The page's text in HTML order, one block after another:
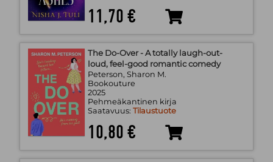
11,70 €
The Do-Over - A totally laugh-out-
loud, feel-good romantic comedy
Peterson, Sharon M.
Bookouture
2025
Pehmeäkantinen kirja
Saatavuus: Tilaustuote
10,80 €